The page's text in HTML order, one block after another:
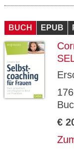
BUCH EPUB
€